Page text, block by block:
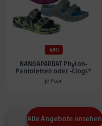
-49%
NANGAPARBAT Phylon-
Pantoletten oder -Clogs*
je Paar
Alle Angebote ansehen